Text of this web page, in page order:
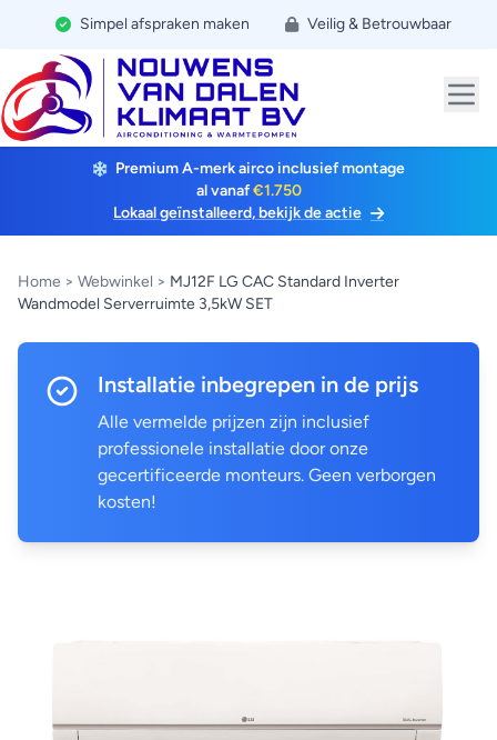
Simpel afspraken maken Veilig & Betrouwbaar
Premium A-merk airco inclusief montage
al vanaf€1.750
Lokaal geïnstalleerd, bekijk de actie
Home > Webwinkel > MJ12F LG CAC Standard Inverter
Wandmodel Serverruimte 3,5kW SET
Installatie inbegrepen in de prijs
Alle vermelde prijzen zijn inclusief
professionele installatie door onze
gecertificeerde monteurs. Geen verborgen
kosten!